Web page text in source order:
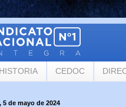
HISTORIA CEDOC
de mayo de 2024